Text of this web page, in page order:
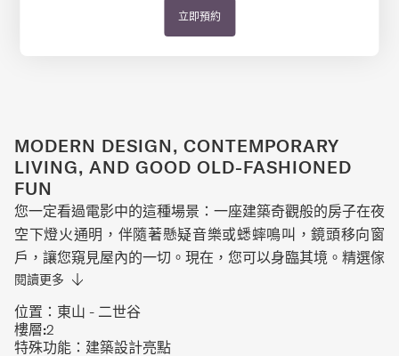
立即預約
MODERN DESIGN, CONTEMPORARY
LIVING, AND GOOD OLD-FASHIONED
FUN
您一定看過電影中的這種場景：一座建築奇觀般的房子在夜
空下燈火通明，伴隨著懸疑音樂或蟋蟀鳴叫，鏡頭移向窗
戶，讓您窺見屋內的一切。現在，您可以身臨其境。精選傢
俱與匠心設計，讓一家人既舒適又時尚。這座全新莊園位於
二世谷村附近，靠近滑雪纜車、著名的牛奶工房農場和知名
餐廳。在雪場暢玩一整天後，您可以駛入一樓私人車庫，躲
避漫天飛雪。脫下外套，與滑雪裝備一起存放在專用儲物
閱讀更多
位置： 東山 - 二世谷
樓層:2
特殊功能： 建築設計亮點